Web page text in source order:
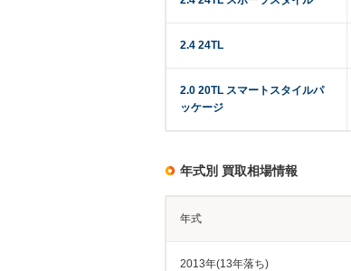
2.4 24TL
2.0 20TL スマートスタイルパ
ッケージ
年式別 買取相場情報
年式
2013年(13年落ち)